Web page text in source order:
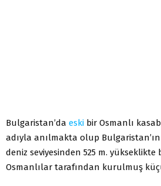
Bulgaristan’da eski bir Osmanlı
adıyla anılmakta olup
deniz seviyesinden 525 m.
Osmanlılar tarafından kurulmuş